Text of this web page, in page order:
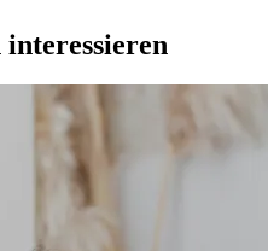
interessieren